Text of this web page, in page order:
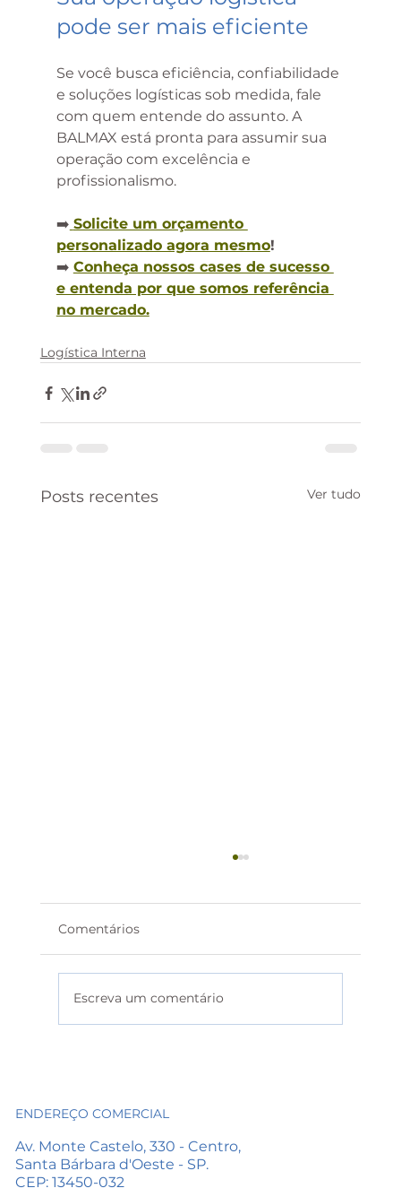
pode ser mais eficiente
Se você busca eficiência, confiabilidade
e soluções logísticas sob medida, fale
com quem entende do assunto. A
BALMAX está pronta para assumir sua
operação com excelência e
profissionalismo.
➡️ Solicite um orçamento
personalizado agora mesmo!
➡️ Conheça nossos cases de sucesso
e entenda por que somos referência
no mercado.
Logística Interna
Posts recentes Ver tudo
Logística interna em alta
Comentários
Escreva um comentário
ENDEREÇO COMERCIAL
Av. Monte Castelo, 330 - Centro,
Santa Bárbara d'Oeste - SP.
CEP: 13450-032